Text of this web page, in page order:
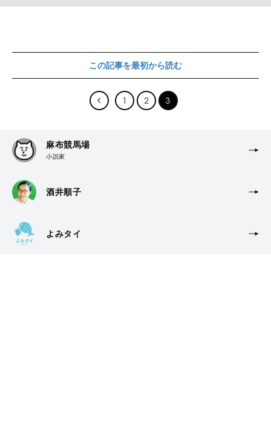
この記事を最初から読む
1 2 3
麻布競馬場
小説家
酒井順子
よみタイ